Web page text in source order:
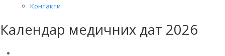
Контакти
Календар медичних дат 2026